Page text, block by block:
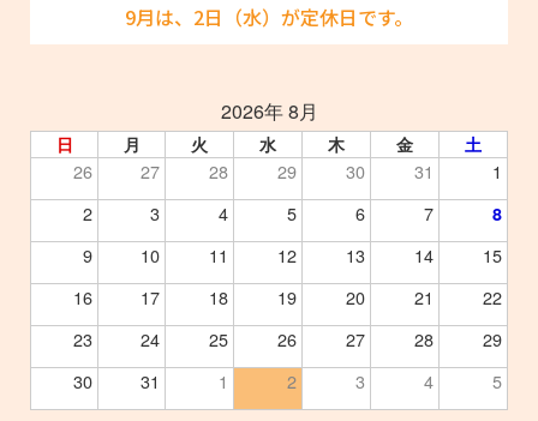
9月は、2日（水）が定休日です。
2026年 8月
日 月 火 水 木 金 土
26 27 28 29 30 31
1
2
3 4 5 6 7 8
9 10 11 12 13 14
15
16
17 18 19 20 21
22
23
24 25 26 27 28
29
30
31 1 2 3 4 5